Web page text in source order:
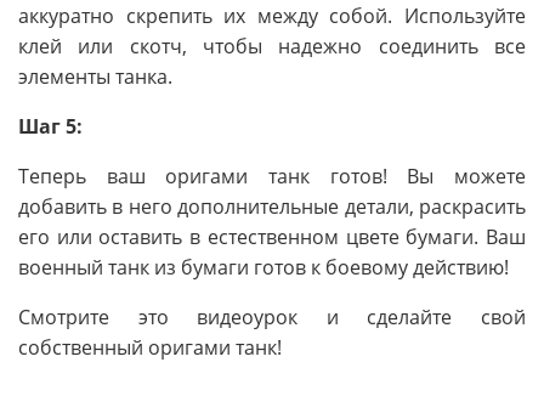
аккуратно скрепить их между собой. Используйте
клей или скотч, чтобы надежно соединить все
элементы танка.
Шаг 5:
Теперь ваш оригами танк готов! Вы можете
добавить в него дополнительные детали, раскрасить
его или оставить в естественном цвете бумаги. Ваш
военный танк из бумаги готов к боевому действию!
Смотрите это видеоурок и сделайте свой
собственный оригами танк!